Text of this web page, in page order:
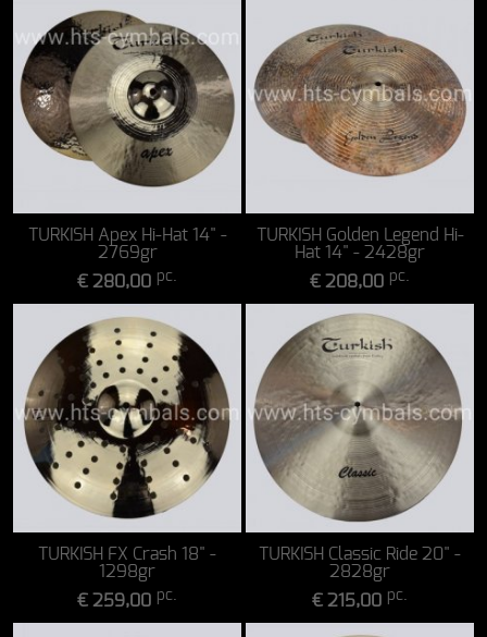
TURKISH Apex Hi-Hat 14" -
2769gr
€ 280,00 pc.
TURKISH Golden Legend Hi-
Hat 14" - 2428gr
€ 208,00 pc.
TURKISH FX Crash 18" -
1298gr
€ 259,00 pc.
TURKISH Classic Ride 20" -
2828gr
€ 215,00 pc.